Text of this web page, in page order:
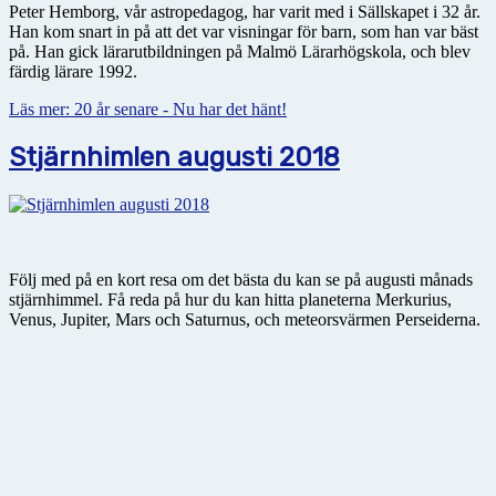
Peter Hemborg, vår astropedagog, har varit med i Sällskapet i 32 år.
Han kom snart in på att det var visningar för barn, som han var bäst
på. Han gick lärarutbildningen på Malmö Lärarhögskola, och blev
färdig lärare 1992.
Läs mer: 20 år senare - Nu har det hänt!
Stjärnhimlen augusti 2018
Följ med på en kort resa om det bästa du kan se på augusti månads
stjärnhimmel. Få reda på hur du kan hitta planeterna Merkurius,
Venus, Jupiter, Mars och Saturnus, och meteorsvärmen Perseiderna.